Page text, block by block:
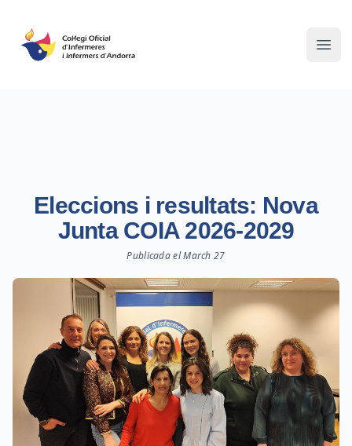
Eleccions i resultats: Nova
Junta COIA 2026-2029
Publicada elMarch 27